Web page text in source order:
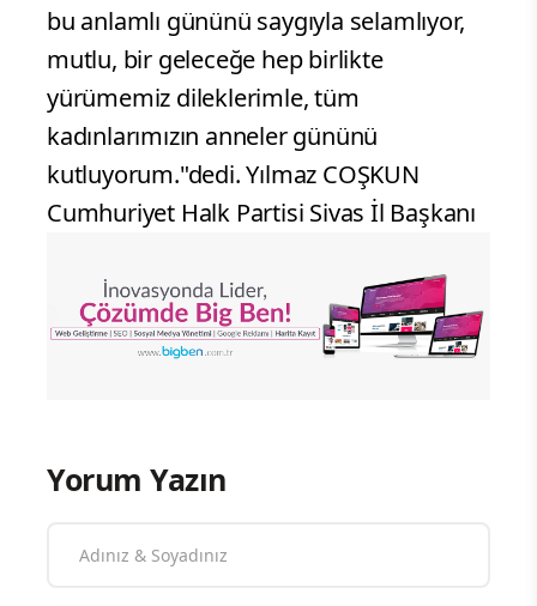
bu anlamlı gününü saygıyla selamlıyor,
mutlu, bir geleceğe hep birlikte
yürümemiz dileklerimle, tüm
kadınlarımızın anneler gününü
kutluyorum."dedi. Yılmaz COŞKUN
Cumhuriyet Halk Partisi Sivas İl Başkanı
Yorum Yazın